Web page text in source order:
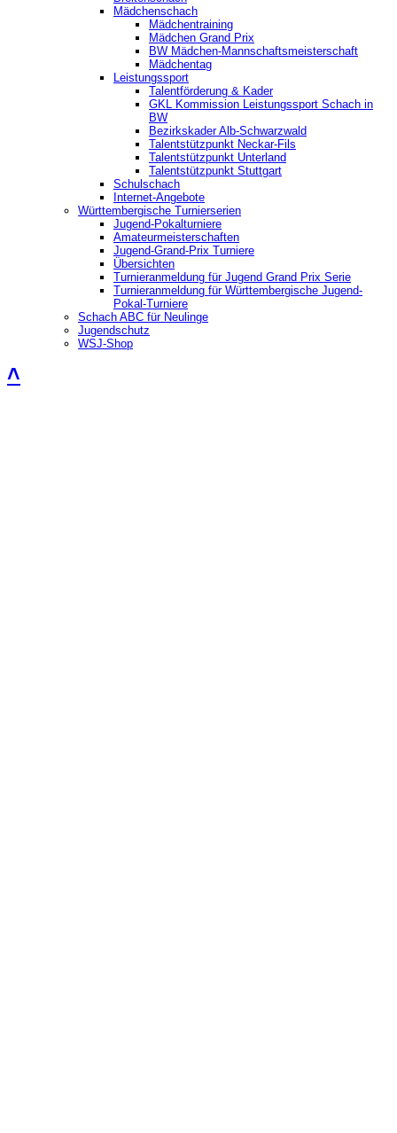
Mädchenschach
Mädchentraining
Mädchen Grand Prix
BW Mädchen-Mannschaftsmeisterschaft
Mädchentag
Leistungssport
Talentförderung & Kader
GKL Kommission Leistungssport Schach in
BW
Bezirkskader Alb-Schwarzwald
Talentstützpunkt Neckar-Fils
Talentstützpunkt Unterland
Talentstützpunkt Stuttgart
Schulschach
Internet-Angebote
Württembergische Turnierserien
Jugend-Pokalturniere
Amateurmeisterschaften
Jugend-Grand-Prix Turniere
Übersichten
Turnieranmeldung für Jugend Grand Prix Serie
Turnieranmeldung für Württembergische Jugend-
Pokal-Turniere
Schach ABC für Neulinge
Jugendschutz
WSJ-Shop
˄